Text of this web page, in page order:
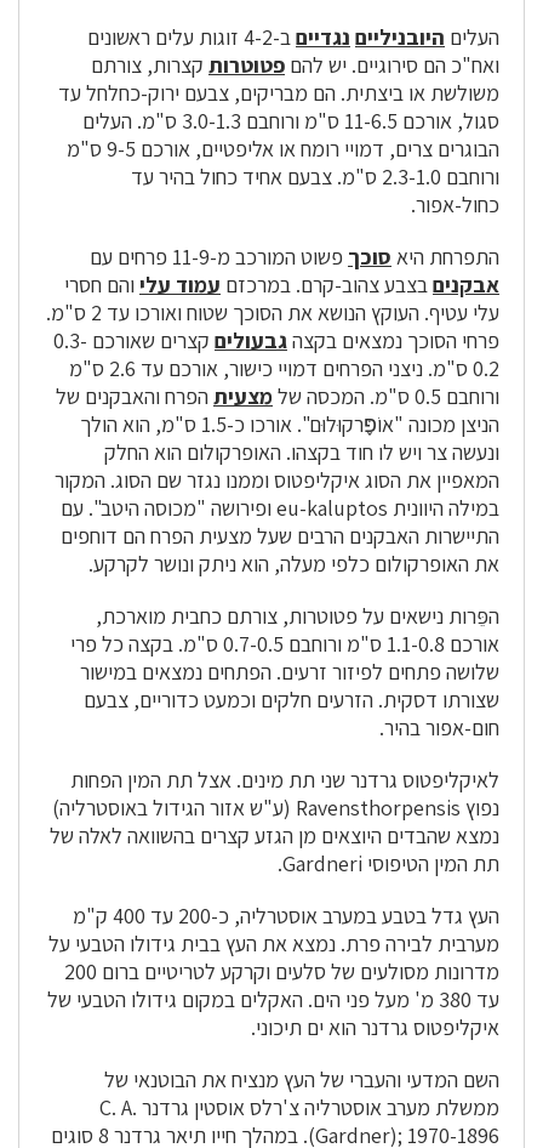
העלים היובניליים נגדיים
ב-4-2 זוגות עלים ראשונים
ואח"כ הם סירוגיים. יש להם פטוטרות קצרות, צורתם
משולשת או ביצתית. הם מבריקים, צבעם ירוק-כחלחל עד
סגול, אורכם 11-6.5 ס"מ ורוחבם 3.0-1.3 ס"מ. העלים
הבוגרים צרים, דמויי רומח או אליפטיים, אורכם 9-5 ס"מ
ורוחבם 2.3-1.0 ס"מ. צבעם אחיד כחול בהיר עד
כחול-אפור.
התפרחת היא סוכך פשוט המורכב מ-11-9 פרחים עם
אבקניםבצבע צהוב-קרם. במרכזם עמוד עלי והם חסרי
עלי עטיף. העוקץ הנושא את הסוכך שטוח ואורכו עד 2 ס"מ.
פרחי הסוכך נמצאים בקצהגבעולים
קצרים שאורכם 0.3-
0.2 ס"מ. ניצני הפרחים דמויי כישור, אורכם עד 2.6 ס"מ
ורוחבם 0.5 ס"מ. המכסה של
מצעית הפרח והאבקנים של
הניצן מכונה "אוֹפּ֪רקוּלוּם". אורכו כ-1.5 ס"מ, הוא הולך
ונעשה צר ויש לו חוד בקצהו. האופרקולום הוא החלק
המאפיין את הסוג איקליפטוס וממנו נגזר שם הסוג. המקור
במילה היוונית eu-kaluptos ופירושה "מכוסה היטב". עם
התיישרות האבקנים הרבים שעל מצעית הפרח הם דוחפים
את האופרקולום כלפי מעלה, הוא ניתק ונושר לקרקע.
הפֵּרות נישאים על פטוטרות, צורתם כחבית מוארכת,
אורכם 1.1-0.8 ס"מ ורוחבם 0.7-0.5 ס"מ. בקצה כל פרי
שלושה פתחים לפיזור זרעים. הפתחים נמצאים במישור
שצורתו דסקית. הזרעים חלקים וכמעט כדוריים, צבעם
חום-אפור בהיר.
לאיקליפטוס גרדנר שני תת מינים. אצל תת המין הפחות
נפוץ Ravensthorpensis (ע"ש אזור הגידול באוסטרליה)
נמצא שהבדים היוצאים מן הגזע קצרים בהשוואה לאלה של
תת המין הטיפוסי Gardneri.
העץ גדל בטבע במערב אוסטרליה, כ-200 עד 400 ק"מ
מערבית לבירה פרת. נמצא את העץ בבית גידולו הטבעי על
מדרונות מסולעים של סלעים וקרקע לטריטיים ברום 200
עד 380 מ' מעל פני הים. האקלים במקום גידולו הטבעי של
איקליפטוס גרדנר הוא ים תיכוני.
השם המדעי והעברי של העץ מנציח את הבוטנאי של
ממשלת מערב אוסטרליה צ'רלס אוסטין גרדנר C. A.
Gardner); 1970-1896). במהלך חייו תיאר גרדנר 8 סוגים